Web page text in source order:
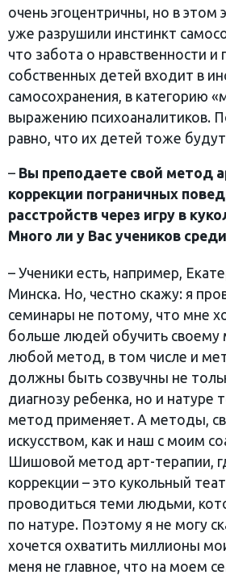
очень эгоцентричны, но в этом
уже разрушили инстинкт
что забота о нравственности и
собственных детей входит в
самосохранения, в категорию
выражению психоаналитиков.
равно, что их детей тоже будут
– Вы преподаете свой метод
коррекции пограничных
расстройств через игру в
Много ли у Вас учеников
– Ученики есть, например,
Минска. Но, честно скажу: я
семинары не потому, что мне
больше людей обучить своему
любой метод, в том числе и
должны быть созвучны не
диагнозу ребенка, но и натуре
метод применяет. А методы,
искусством, как и наш с моим
Шишовой метод арт-терапии,
коррекции – это кукольный
проводиться теми людьми,
по натуре. Поэтому я не могу
хочется охватить миллионы
меня не главное, что на моем